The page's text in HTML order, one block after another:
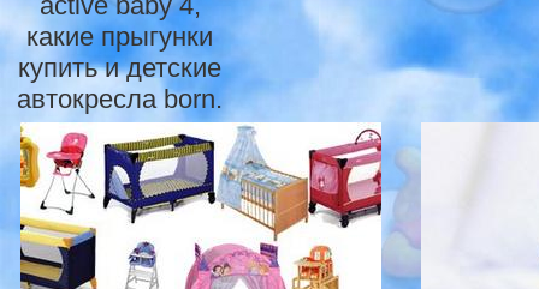
какие прыгунки
купить и детские
автокресла born.